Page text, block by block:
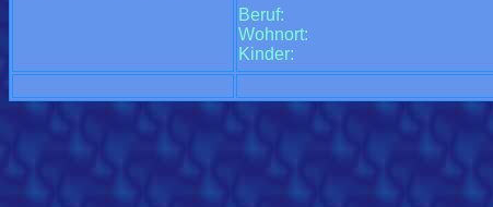
Beruf:
Wohnort:
Kinder: